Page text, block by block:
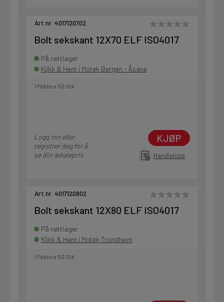
Art.nr. 4017120702
Bolt sekskant 12X70 ELF ISO4017
På nettlager
Klikk & Hent i Motek Bergen - Åsane
1 Pakke a 50 Stk
Logg inn eller
registrer deg for å
se din avtalepris
KJØP
Handleliste
Art.nr. 4017120802
Bolt sekskant 12X80 ELF ISO4017
På nettlager
Klikk & Hent i Motek Trondheim
1 Pakke a 50 Stk